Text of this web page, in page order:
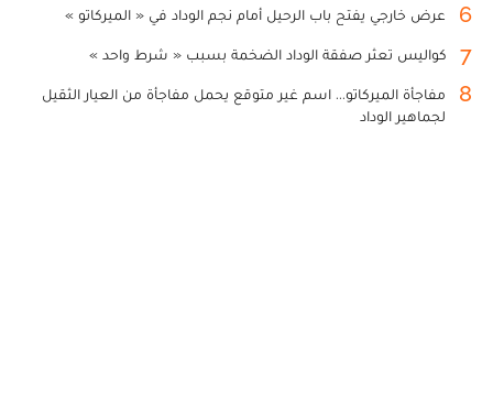
6 عرض خارجي يفتح باب الرحيل أمام نجم الوداد في « الميركاتو »
7 كواليس تعثر صفقة الوداد الضخمة بسبب « شرط واحد »
8
مفاجأة الميركاتو... اسم غير متوقع يحمل مفاجأة من العيار الثقيل
لجماهير الوداد